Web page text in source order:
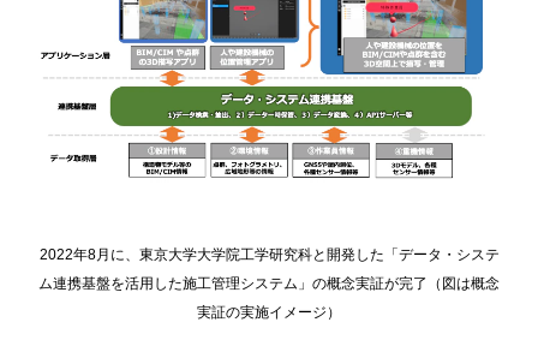
2022年8月に、東京大学大学院工学研究科と開発した「データ・システ
ム連携基盤を活用した施工管理システム」の概念実証が完了（図は概念
実証の実施イメージ）